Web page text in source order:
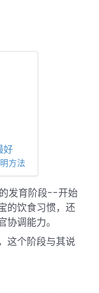
好
方法
发育阶段--开始
的饮食习惯，还
调能力。
这个阶段与其说